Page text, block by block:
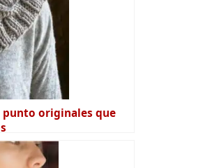
punto originales que